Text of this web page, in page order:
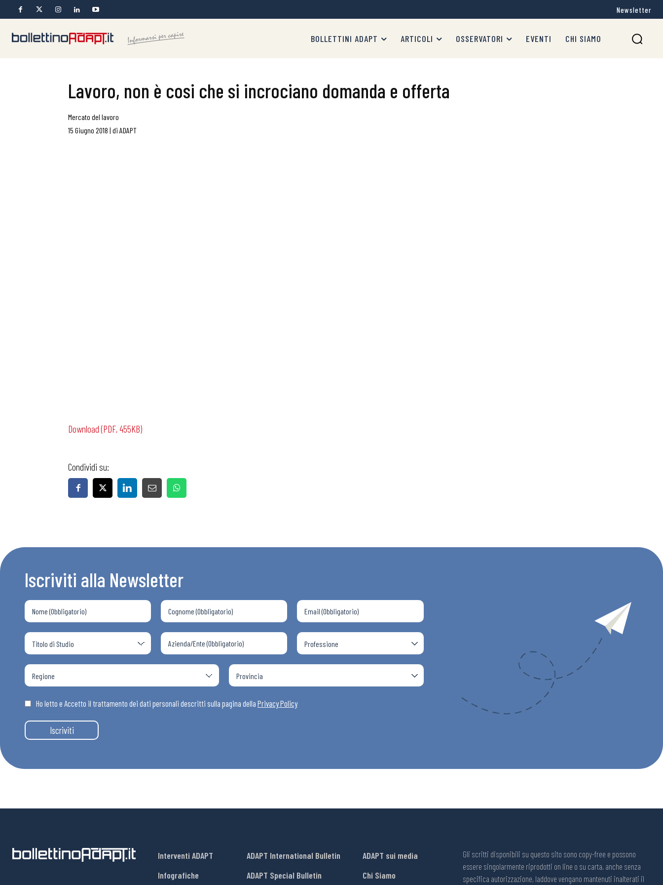
Chi Siamo
Newsletter
BOLLETTINI ADAPT ARTICOLI OSSERVATORI EVENTI CHI SIAMO
Lavoro, non è cosi che si incrociano domanda e offerta
Mercato del lavoro
15 Giugno 2018 | di ADAPT
Download (PDF, 455KB)
Condividi su:
Iscriviti alla Newsletter
Ho letto e Accetto il trattamento dei dati personali descritti sulla pagina della Privacy Policy
Iscriviti
Interventi ADAPT
Infografiche
ADAPT International Bulletin
ADAPT Special Bulletin
ADAPT sui media
Chi Siamo
Gli scritti disponibili su questo sito sono copy-free e possono
essere singolarmente riprodotti on line o su carta, anche senza
specifica autorizzazione, laddove vengano mantenuti inalterati il